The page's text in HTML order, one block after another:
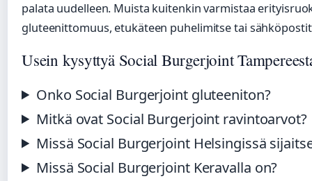
palata uudelleen. Muista kuitenkin varmistaa
gluteenittomuus, etukäteen puhelimitse tai
Usein kysyttyä Social Burgerjoint
Onko Social Burgerjoint gluteeniton?
Mitkä ovat Social Burgerjoint ravintoarvot?
Missä Social Burgerjoint Helsingissä
Missä Social Burgerjoint Keravalla on?